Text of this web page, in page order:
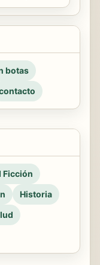
botas
Ficción
Historia